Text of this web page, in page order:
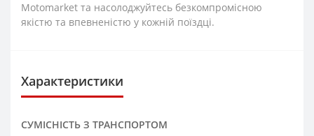
Motomarket та насолоджуйтесь безкомпромісною
якістю та впевненістю у кожній поїздці.
Характеристики
СУМІСНІСТЬ З ТРАНСПОРТОМ